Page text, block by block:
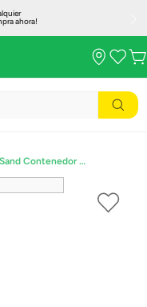
ahora!
Kinetic Sand Contenedor Basico De Arena Verde